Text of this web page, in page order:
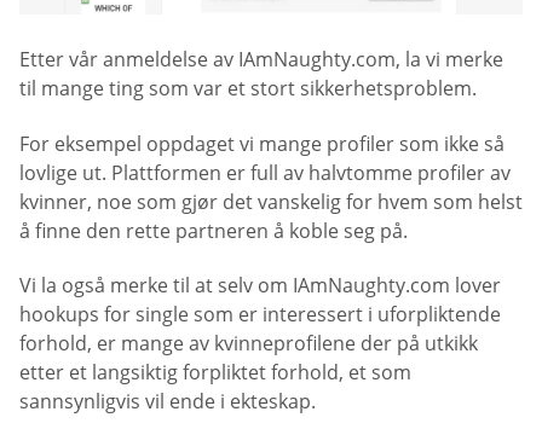
Etter vår anmeldelse av IAmNaughty.com, la vi merke
til mange ting som var et stort sikkerhetsproblem.
For eksempel oppdaget vi mange profiler som ikke så
lovlige ut. Plattformen er full av halvtomme profiler av
kvinner, noe som gjør det vanskelig for hvem som helst
å finne den rette partneren å koble seg på.
Vi la også merke til at selv om IAmNaughty.com lover
hookups for single som er interessert i uforpliktende
forhold, er mange av kvinneprofilene der på utkikk
etter et langsiktig forpliktet forhold, et som
sannsynligvis vil ende i ekteskap.